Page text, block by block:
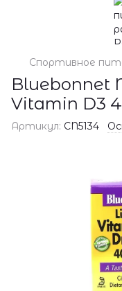
Спортивное
Bluebonnet
Vitamin D3
Артикул: CN5134